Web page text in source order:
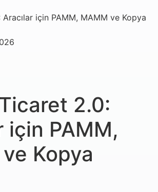
için PAMM, MAMM ve Kopya
2.0:
için PAMM,
Kopya